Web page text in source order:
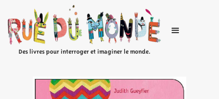
Des livres pour interroger et imaginer le monde.